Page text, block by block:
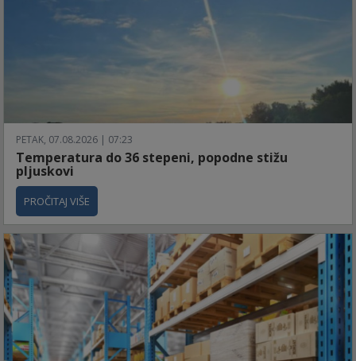
PETAK, 07.08.2026 | 07:23
Temperatura do 36 stepeni, popodne stižu
pljuskovi
PROČITAJ VIŠE